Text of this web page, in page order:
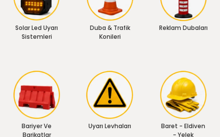
Solar Led Uyarı
Sistemleri
Duba & Trafik
Konileri
Reklam Dubaları
Bariyer Ve
Barikatlar
Uyarı Levhaları
Baret - Eldiven
- Yelek